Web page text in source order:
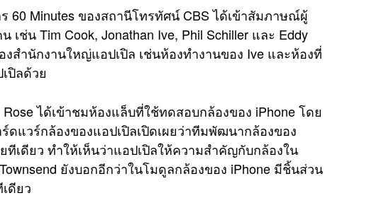
Minutes ของสถานีโทรทัศน์ CBS ได้เข้าสัมภาษณ์ผู้
เช่น Tim Cook, Jonathan Ive, Phil Schiller และ Eddy
สำนักงานใหญ่แอปเปิล เช่นห้องทำงานของ Ive และห้องที่
ปิลด้วย
ได้เข้าชมห้องแล็บที่ใช้ทดสอบกล้องของ iPhone โดย
ดแวร์กล้องของแอปเปิลเปิดเผยว่าทีมพัฒนากล้องของ
เดียว ทำให้เห็นว่าแอปเปิลให้ความสำคัญกับกล้องใน
ยังบอกอีกว่าในโมดูลกล้องของ iPhone มีชิ้นส่วน
ดียว